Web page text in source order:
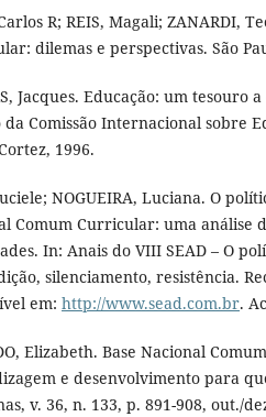
R; REIS, Magali; ZANARDI,
dilemas e perspectivas. São
Jacques. Educação: um tesouro
da Comissão Internacional sobre
1996.
NOGUEIRA, Luciana. O
Comum Curricular: uma análise
In: Anais do VIII SEAD – O
silenciamento, resistência.
em: http://www.sead.com.br.
Elizabeth. Base Nacional
e desenvolvimento para
v. 36, n. 133, p. 891-908, out./